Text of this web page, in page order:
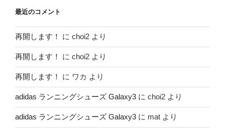
最近のコメント
再開します！ に choi2 より
再開します！ に choi2 より
再開します！ に ワカ より
adidas ランニングシューズ Galaxy3 に choi2 より
adidas ランニングシューズ Galaxy3 に mat より